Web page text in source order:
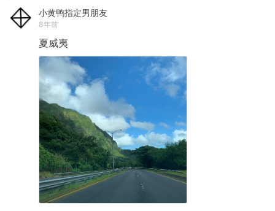
小黄鸭指定男朋友
8年前
夏威夷